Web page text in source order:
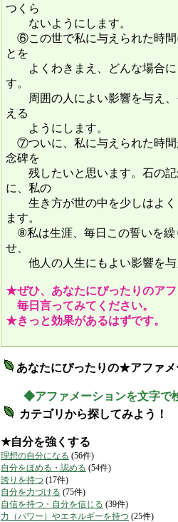
つくら
ないようにします。
⑥この世で私に与えられた時間
とを
よくわきまえ、どんな場合に
す。
周囲の人によい影響を与え、
える
ようにします。
⑦ついに、私に与えられた時間
念碑を
残したいと思います。石の記
に、私の
生き方が世の中を少しはよく
ます。
⑧私は生涯、毎日この誓いを繰
せ、
他人の人生にもよい影響
★ぜひ、あなたにぴったりのア
毎日言ってみてください。
★きっと効果があるはずです。
あなたにぴったりの★アファ
◆アファメーションを文字で
カテゴリから探してみよう！
★自分を強くする
理想の自分になる (56件)
自分をほめる・認める (54件)
誇りを持つ (17件)
自分を力づける (75件)
自信を持つ・自分を信じる (39件)
力（パワー）やエネルギーを持つ (25件)